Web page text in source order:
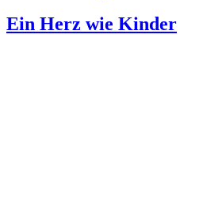
Ein Herz wie Kinder